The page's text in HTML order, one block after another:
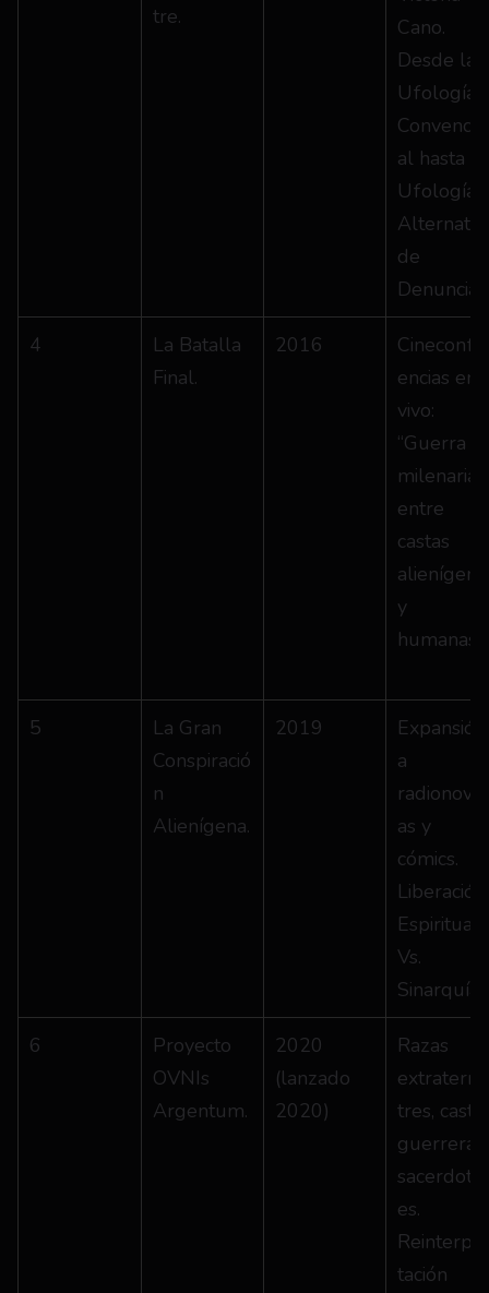
tre.
Cano.
Desde la
Ufología
al hasta la
Ufología
de
Denuncia.
4
La Batalla
Final.
2016
encias en
vivo:
“Guerra
milenaria
entre
castas
y
humanas”.
5
La Gran
Conspiració
n
Alienígena.
2019
Expansión
a
radionovel
as y
cómics.
Liberación
Espiritual
Vs.
Sinarquía.
6
Proyecto
OVNIs
Argentum.
2020
(lanzado
2020)
Razas
tres,
guerreras/
sacerdotal
es.
tación